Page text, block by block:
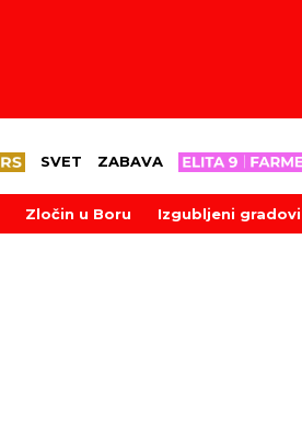
SVET ZABAVA
Zločin u Boru Izgubljeni gradovi